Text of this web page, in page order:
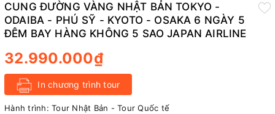
CUNG ĐƯỜNG VÀNG NHẬT BẢN TOKYO -
ODAIBA - PHÚ SỸ - KYOTO - OSAKA 6 NGÀY 5
ĐÊM BAY HÀNG KHÔNG 5 SAO JAPAN AIRLINE
32.990.000₫
In chương trình tour
Hành trình: Tour Nhật Bản - Tour Quốc tế